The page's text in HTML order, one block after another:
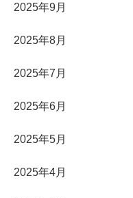
2025年9月
2025年8月
2025年7月
2025年6月
2025年5月
2025年4月